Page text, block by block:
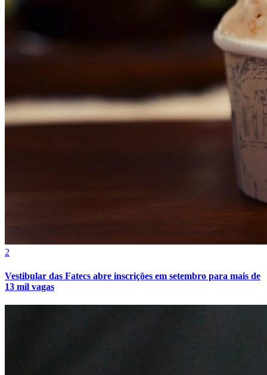
2
Vestibular das Fatecs abre inscrições em setembro para mais de
13 mil vagas